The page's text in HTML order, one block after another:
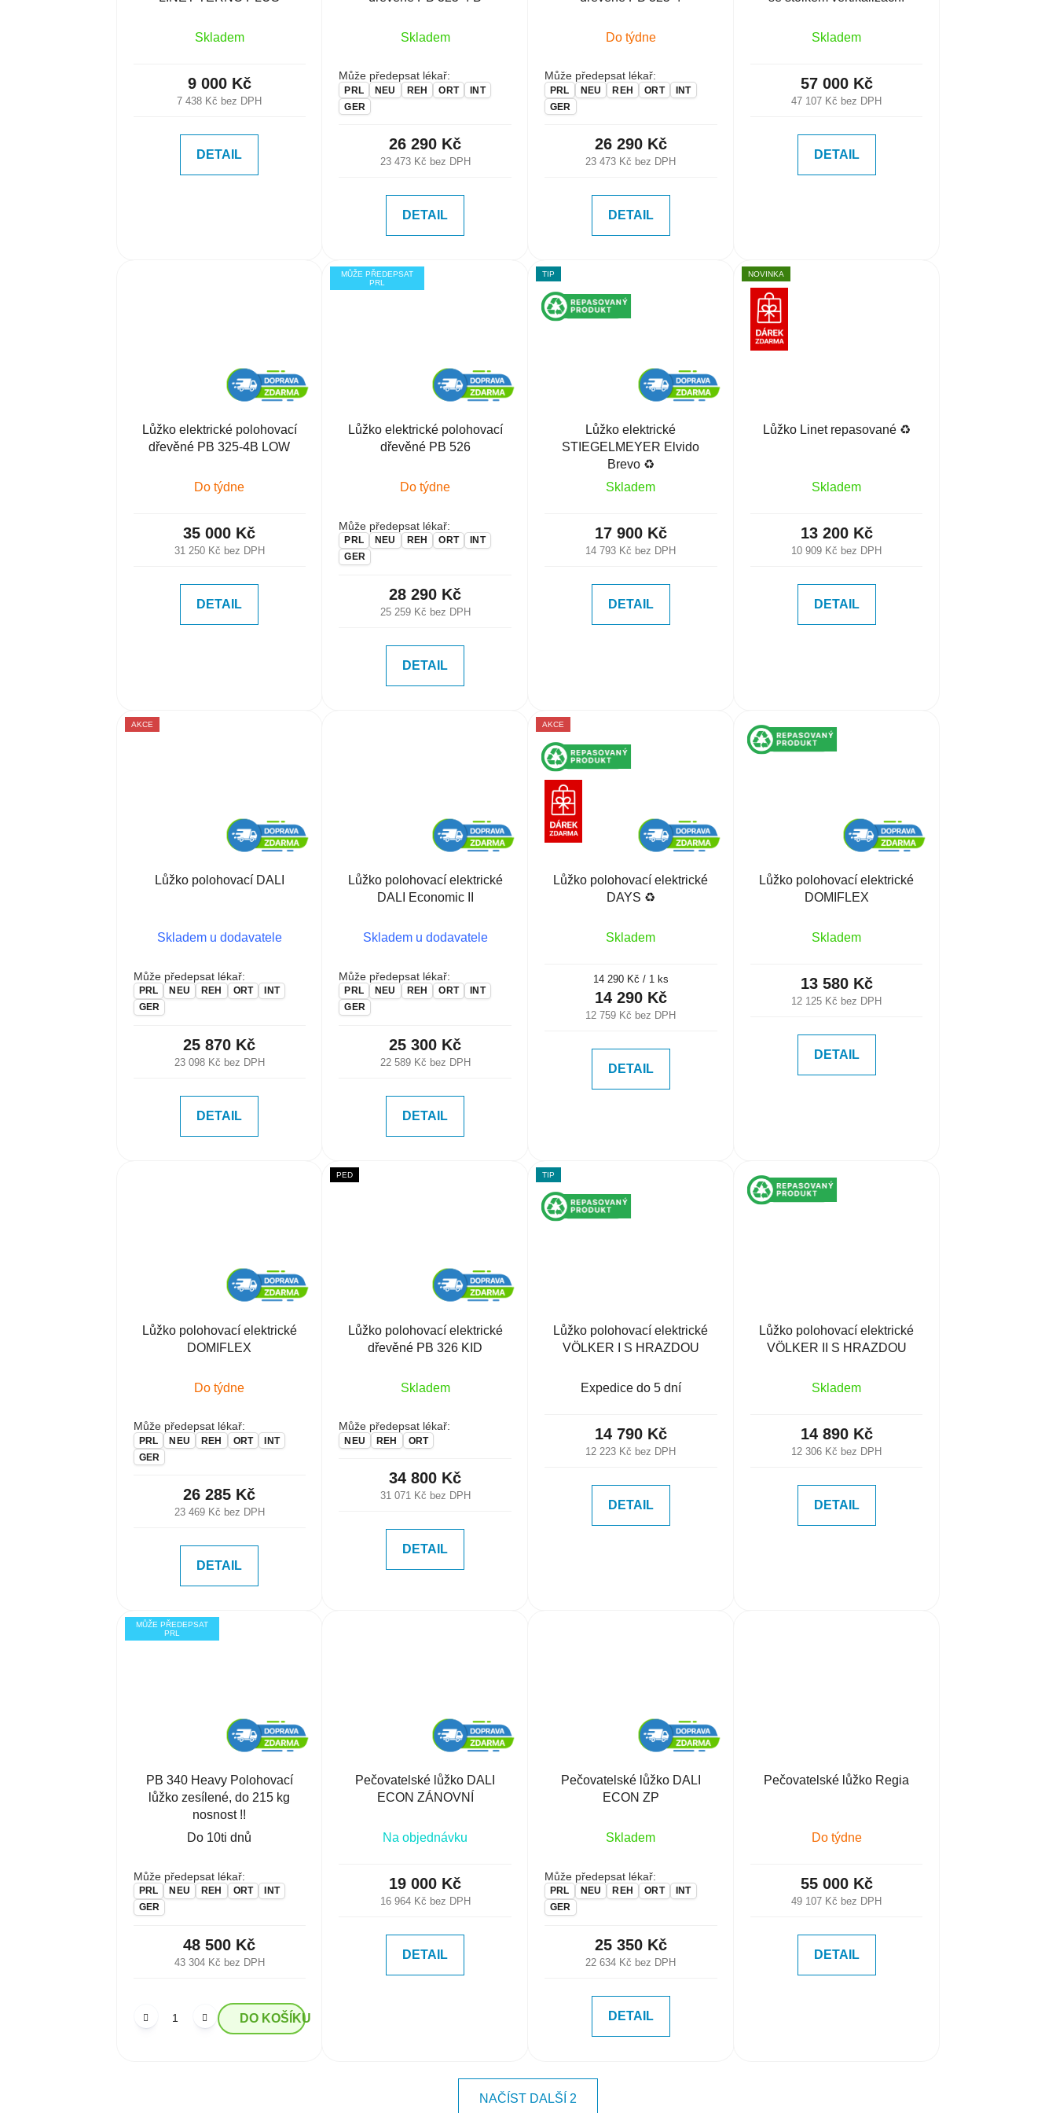
Skladem
7 438 Kč bez DPH
9 000 Kč
DETAIL
Skladem
Může předepsat lékař:
PRL NEU REH ORT
INT
GER
23 473 Kč bez DPH
26 290 Kč
DETAIL
Do týdne
Může předepsat lékař:
PRL NEU REH ORT
INT
GER
23 473 Kč bez DPH
26 290 Kč
DETAIL
Skladem
47 107 Kč bez DPH
57 000 Kč
DETAIL
Lůžko elektrické polohovací
dřevěné PB 325-4B LOW
Do týdne
31 250 Kč bez DPH
35 000 Kč
DETAIL
MŮŽE PŘEDEPSAT
PRL
Lůžko elektrické polohovací
dřevěné PB 526
Do týdne
Může předepsat lékař:
PRL NEU REH ORT
INT
GER
25 259 Kč bez DPH
28 290 Kč
DETAIL
TIP
Lůžko elektrické
STIEGELMEYER Elvido
Brevo ♻️
Skladem
14 793 Kč bez DPH
17 900 Kč
DETAIL
NOVINKA
Lůžko Linet repasované ♻️
Skladem
10 909 Kč bez DPH
13 200 Kč
DETAIL
AKCE
Lůžko polohovací DALI
Skladem u dodavatele
Může předepsat lékař:
PRL NEU REH ORT
INT
GER
23 098 Kč bez DPH
25 870 Kč
DETAIL
Lůžko polohovací elektrické
DALI Economic II
Skladem u dodavatele
Může předepsat lékař:
PRL NEU REH ORT
INT
GER
22 589 Kč bez DPH
25 300 Kč
DETAIL
AKCE
Lůžko polohovací elektrické
DAYS ♻️
Skladem
12 759 Kč bez DPH
14 290 Kč
Měrná
cena:
14 290 Kč / 1 ks
DETAIL
Lůžko polohovací elektrické
DOMIFLEX
Skladem
12 125 Kč bez DPH
13 580 Kč
DETAIL
Lůžko polohovací elektrické
DOMIFLEX
Do týdne
Může předepsat lékař:
PRL NEU REH ORT
INT
GER
23 469 Kč bez DPH
26 285 Kč
DETAIL
PED
Lůžko polohovací elektrické
dřevěné PB 326 KID
Skladem
Může předepsat lékař:
NEU REH ORT
31 071 Kč bez DPH
34 800 Kč
DETAIL
TIP
Lůžko polohovací elektrické
VÖLKER I S HRAZDOU
Expedice do 5 dní
12 223 Kč bez DPH
14 790 Kč
DETAIL
Lůžko polohovací elektrické
VÖLKER II S HRAZDOU
Skladem
12 306 Kč bez DPH
14 890 Kč
DETAIL
MŮŽE PŘEDEPSAT
PRL
PB 340 Heavy Polohovací
lůžko zesílené, do 215 kg
nosnost !!
Do 10ti dnů
Může předepsat lékař:
PRL NEU REH ORT
INT
GER
43 304 Kč bez DPH
48 500 Kč
DO KOŠÍKU
Pečovatelské lůžko DALI
ECON ZÁNOVNÍ
Na objednávku
16 964 Kč bez DPH
19 000 Kč
DETAIL
Pečovatelské lůžko DALI
ECON ZP
Skladem
Může předepsat lékař:
PRL NEU REH ORT
INT
GER
22 634 Kč bez DPH
25 350 Kč
DETAIL
Pečovatelské lůžko Regia
Do týdne
49 107 Kč bez DPH
55 000 Kč
DETAIL
NAČÍST DALŠÍ 2